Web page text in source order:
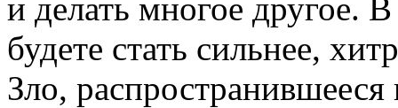
и делать многое другое.
будете стать сильнее,
Зло,